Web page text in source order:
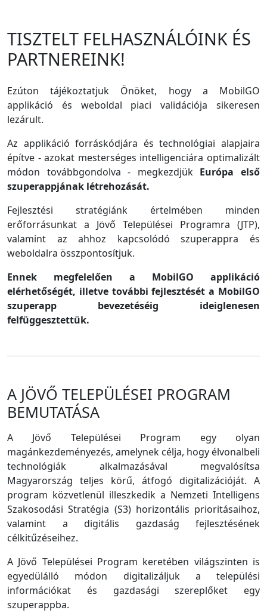
TISZTELT FELHASZNÁLÓINK ÉS
PARTNEREINK!
Ezúton tájékoztatjuk Önöket, hogy a MobilGO
applikáció és weboldal piaci validációja sikeresen
lezárult.
Az applikáció forráskódjára és technológiai alapjaira
építve - azokat mesterséges intelligenciára optimalizált
módon továbbgondolva - megkezdjük Európa első
szuperappjának létrehozását.
Fejlesztési stratégiánk értelmében minden
erőforrásunkat a Jövő Települései Programra (JTP),
valamint az ahhoz kapcsolódó szuperappra és
weboldalra összpontosítjuk.
Ennek megfelelően a MobilGO applikáció
elérhetőségét, illetve további fejlesztését a MobilGO
szuperapp bevezetéséig ideiglenesen
felfüggesztettük.
A JÖVŐ TELEPÜLÉSEI PROGRAM
BEMUTATÁSA
A Jövő Települései Program egy olyan
magánkezdeményezés, amelynek célja, hogy élvonalbeli
technológiák alkalmazásával megvalósítsa
Magyarország teljes körű, átfogó digitalizációját. A
program közvetlenül illeszkedik a Nemzeti Intelligens
Szakosodási Stratégia (S3) horizontális prioritásaihoz,
valamint a digitális gazdaság fejlesztésének
célkitűzéseihez.
A Jövő Települései Program keretében világszinten is
egyedülálló módon digitalizáljuk a települési
információkat és gazdasági szereplőket egy
szuperappba.